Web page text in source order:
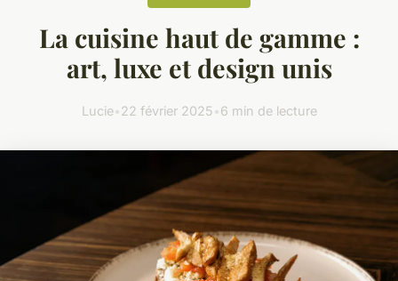
La cuisine haut de gamme :
art, luxe et design unis
Lucie•22 février 2025•6 min de lecture